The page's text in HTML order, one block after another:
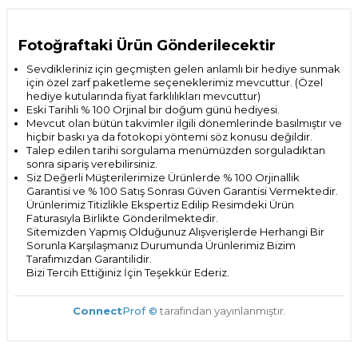
Fotoğraftaki Ürün Gönderilecektir
Sevdikleriniz için geçmişten gelen anlamlı bir hediye sunmak
için özel zarf paketleme seçeneklerimiz mevcuttur. (Özel
hediye kutularında fiyat farklılıkları mevcuttur)
Eski Tarihli % 100 Orjinal bir doğum günü hediyesi.
Mevcut olan bütün takvimler ilgili dönemlerinde basılmıştır ve
hiçbir baskı ya da fotokopi yöntemi söz konusu değildir.
Talep edilen tarihi sorgulama menümüzden sorguladıktan
sonra sipariş verebilirsiniz.
Siz Değerli Müşterilerimize Ürünlerde % 100 Orjinallik
Garantisi ve % 100 Satış Sonrası Güven Garantisi Vermektedir.
Ürünlerimiz Titizlikle Ekspertiz Edilip Resimdeki Ürün
Faturasıyla Birlikte Gönderilmektedir.
Sitemizden Yapmış Olduğunuz Alışverişlerde Herhangi Bir
Sorunla Karşılaşmanız Durumunda Ürünlerimiz Bizim
Tarafımızdan Garantilidir.
Bizi Tercih Ettiğiniz İçin Teşekkür Ederiz.
ConnectProf © tarafından yayınlanmıştır.